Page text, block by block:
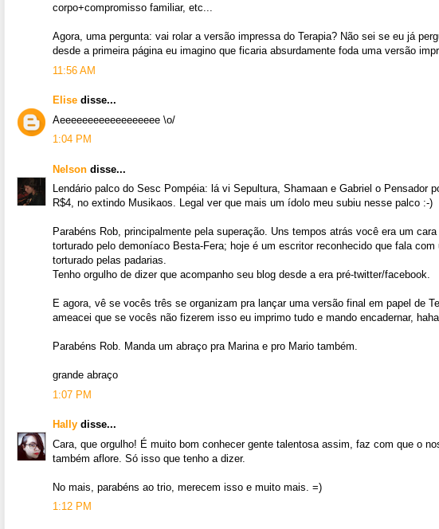
corpo+compromisso familiar, etc...
Agora, uma pergunta: vai rolar a versão impressa do Terapia? Não sei se eu já
desde a primeira página eu imagino que ficaria absurdamente foda uma versão
11:56 AM
Elise disse...
Aeeeeeeeeeeeeeeeeee \o/
1:04 PM
Nelson disse...
Lendário palco do Sesc Pompéia: lá vi Sepultura, Shamaan e Gabriel o Pensador
R$4, no extindo Musikaos. Legal ver que mais um ídolo meu subiu nesse palco :-)
Parabéns Rob, principalmente pela superação. Uns tempos atrás você era um
torturado pelo demoníaco Besta-Fera; hoje é um escritor reconhecido que fala com
torturado pelas padarias.
Tenho orgulho de dizer que acompanho seu blog desde a era pré-twitter/facebook.
E agora, vê se vocês três se organizam pra lançar uma versão final em papel de
ameacei que se vocês não fizerem isso eu imprimo tudo e mando encadernar,
Parabéns Rob. Manda um abraço pra Marina e pro Mario também.
grande abraço
1:07 PM
Hally disse...
Cara, que orgulho! É muito bom conhecer gente talentosa assim, faz com que o
também aflore. Só isso que tenho a dizer.
No mais, parabéns ao trio, merecem isso e muito mais. =)
1:12 PM